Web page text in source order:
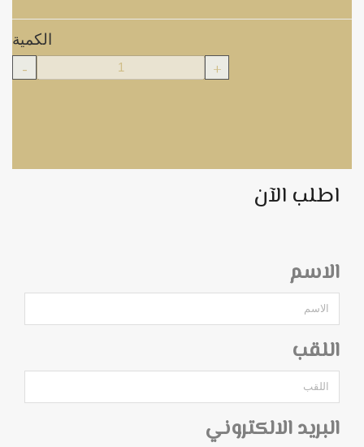
الكمية
- +
اطلب الآن
الاسم
اللقب
البريد الالكتروني